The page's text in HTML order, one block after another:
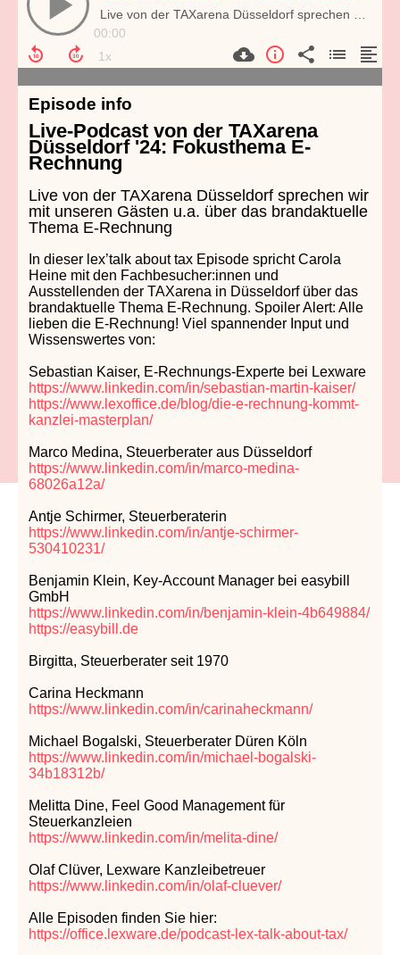
00:00
Episode info
Live-Podcast von der TAXarena
Düsseldorf '24: Fokusthema E-
Rechnung
Live von der TAXarena Düsseldorf sprechen wir
mit unseren Gästen u.a. über das brandaktuelle
Thema E-Rechnung
In dieser lex’talk about tax Episode spricht Carola
Heine mit den Fachbesucher:innen und
Ausstellenden der TAXarena in Düsseldorf über das
brandaktuelle Thema E-Rechnung. Spoiler Alert: Alle
lieben die E-Rechnung! Viel spannender Input und
Wissenswertes von:
Sebastian Kaiser, E-Rechnungs-Experte bei Lexware
https://www.linkedin.com/in/sebastian-martin-kaiser/
https://www.lexoffice.de/blog/die-e-rechnung-kommt-
kanzlei-masterplan/
Marco Medina, Steuerberater aus Düsseldorf
https://www.linkedin.com/in/marco-medina-
68026a12a/
Antje Schirmer, Steuerberaterin
https://www.linkedin.com/in/antje-schirmer-
530410231/
Benjamin Klein, Key-Account Manager bei easybill
GmbH
https://www.linkedin.com/in/benjamin-klein-4b649884/
https://easybill.de
Birgitta, Steuerberater seit 1970
Carina Heckmann
https://www.linkedin.com/in/carinaheckmann/
Michael Bogalski, Steuerberater Düren Köln
https://www.linkedin.com/in/michael-bogalski-
34b18312b/
Melitta Dine, Feel Good Management für
Steuerkanzleien
https://www.linkedin.com/in/melita-dine/
Olaf Clüver, Lexware Kanzleibetreuer
https://www.linkedin.com/in/olaf-cluever/
Alle Episoden finden Sie hier:
https://office.lexware.de/podcast-lex-talk-about-tax/